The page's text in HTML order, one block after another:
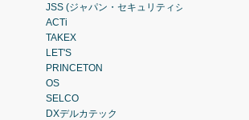
JSS (ジャパン・セキュリティシステム)
ACTi
TAKEX
LET'S
PRINCETON
OS
SELCO
DXデルカテック